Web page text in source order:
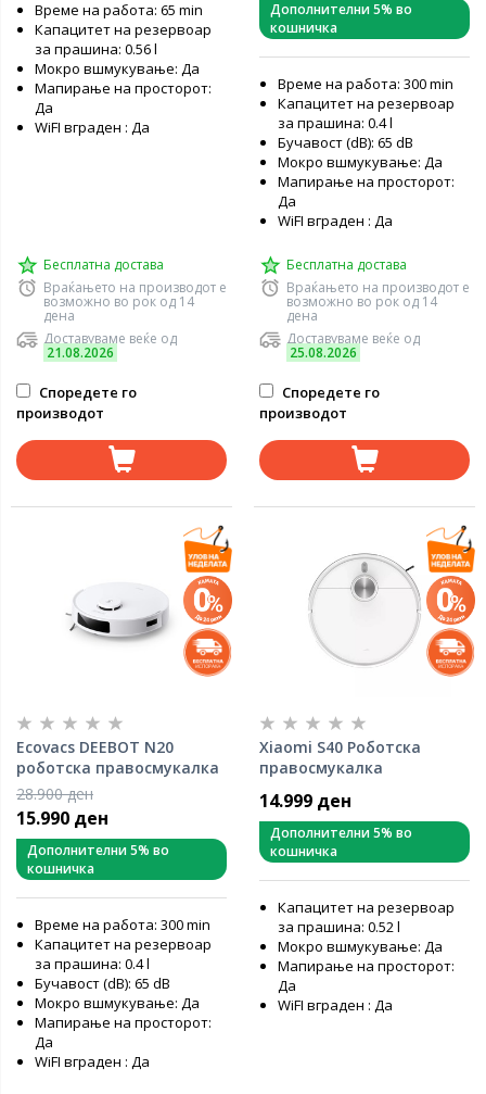
Време на работа: 65 min
Капацитет на резервоар
за прашина: 0.56 l
Мокро вшмукување: Да
Мапирање на просторот:
Да
WiFI вграден : Да
Бесплатна достава
Враќањето на производот е
возможно во рок од 14
дена
Доставуваме веќе од
21.08.2026
Споредете го
производот
Дополнителни 5% во
кошничка
Време на работа: 300 min
Капацитет на резервоар
за прашина: 0.4 l
Бучавост (dB): 65 dB
Мокро вшмукување: Да
Мапирање на просторот:
Да
WiFI вграден : Да
Бесплатна достава
Враќањето на производот е
возможно во рок од 14
дена
Доставуваме веќе од
25.08.2026
Споредете го
производот
Ecovacs DEEBOT N20
роботска правосмукалка
28.900 ден
15.990 ден
Дополнителни 5% во
кошничка
Време на работа: 300 min
Капацитет на резервоар
за прашина: 0.4 l
Бучавост (dB): 65 dB
Мокро вшмукување: Да
Мапирање на просторот:
Да
WiFI вграден : Да
Xiaomi S40 Роботска
правосмукалка
14.999 ден
Дополнителни 5% во
кошничка
Капацитет на резервоар
за прашина: 0.52 l
Мокро вшмукување: Да
Мапирање на просторот:
Да
WiFI вграден : Да